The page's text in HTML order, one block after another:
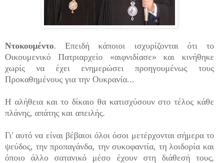
Ντοκουμέντο. Επειδή κάποιοι ισχυρίζονται ότι το
Οικουμενικό Πατριαρχείο «αιφνιδίασε» και κινήθηκε
χωρίς να έχει ενημερώσει προηγουμένως τους
Προκαθημένους για την Ουκρανία...
Η αλήθεια και το δίκαιο θα κατισχύσουν στο τέλος κάθε
πλάνης, απάτης και απειλής.
Γι' αυτό να είναι βέβαιοι όλοι όσοι μετέρχονται σήμερα το
ψεύδος, την προπαγάνδα, την συκοφαντία, τη λοιδορία και
όποιο άλλο σατανικό μέσο έχουν στη διάθεσή τους,